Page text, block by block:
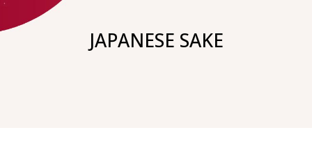
JAPANESE SAKE